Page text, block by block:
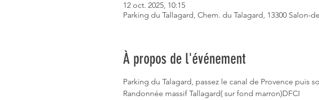
12 oct. 2025, 10:15
Parking du Tallagard, Chem. du Talagard, 13300 Salon-
À propos de l'événement
Parking du Talagard, passez le canal de Provence puis
Randonnée massif Tallagard( sur fond marron)DFCI